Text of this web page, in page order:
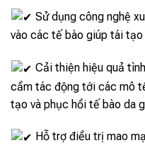
Sử dụng công nghệ
vào các tế bào giúp tái tạo
Cải thiện hiệu quả
cầm tác động tới các mô
tạo và phục hồi tế bào da
Hỗ trợ điều trị mao